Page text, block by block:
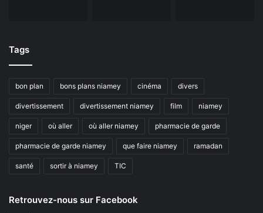
Tags
bon plan bons plans niamey cinéma divers
divertissement divertissement niamey film niamey
niger où aller où aller niamey pharmacie de garde
pharmacie de garde niamey que faire niamey ramadan
santé sortir à niamey TIC
Retrouvez-nous sur Facebook